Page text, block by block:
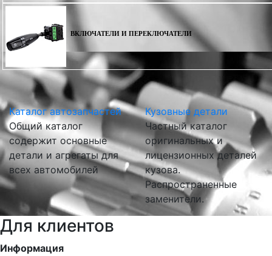
ВКЛЮЧАТЕЛИ И ПЕРЕКЛЮЧАТЕЛИ
Каталог автозапчастей
Общий каталог
содержит основные
детали и агрегаты для
всех автомобилей
Кузовные детали
Частный каталог
оригинальных и
лицензионных деталей
кузова.
Распространенные
заменители.
Для клиентов
Информация